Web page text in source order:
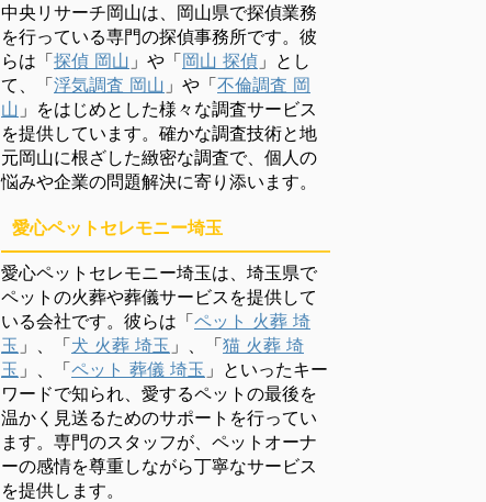
中央リサーチ岡山は、岡山県で探偵業務
を行っている専門の探偵事務所です。彼
らは「探偵 岡山 」や「岡山 探偵 」とし
て、「浮気調査 岡山 」や「不倫調査 岡
山 」をはじめとした様々な調査サービス
を提供しています。確かな調査技術と地
元岡山に根ざした緻密な調査で、個人の
悩みや企業の問題解決に寄り添います。
愛心ペットセレモニー埼玉
愛心ペットセレモニー埼玉は、埼玉県で
ペットの火葬や葬儀サービスを提供して
いる会社です。彼らは「ペット 火葬 埼
玉 」、「犬 火葬 埼玉 」、「猫 火葬 埼
玉 」、「ペット 葬儀 埼玉 」といったキー
ワードで知られ、愛するペットの最後を
温かく見送るためのサポートを行ってい
ます。専門のスタッフが、ペットオーナ
ーの感情を尊重しながら丁寧なサービス
を提供します。